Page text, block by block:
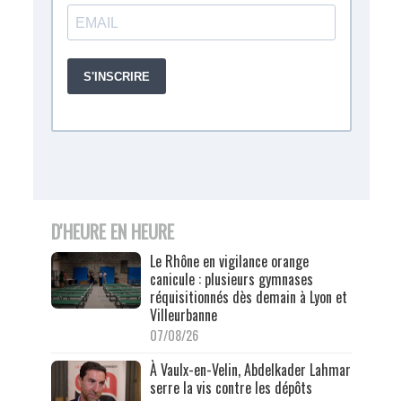
D'HEURE EN HEURE
Le Rhône en vigilance orange
canicule : plusieurs gymnases
réquisitionnés dès demain à Lyon et
Villeurbanne
07/08/26
À Vaulx-en-Velin, Abdelkader Lahmar
serre la vis contre les dépôts